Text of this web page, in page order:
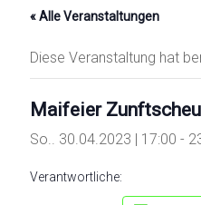
« Alle Veranstaltungen
Diese Veranstaltung hat
Maifeier
So.. 30.04.2023 | 17:00 -
Verantwortliche: